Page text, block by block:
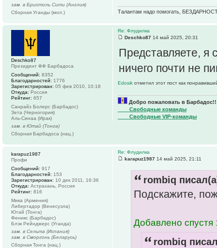
Талантам надо помогать,
зам. в Бристоль Сити (Англия)
Сборная Уганды (мол.)
Re: Флудилка
Deschko87 14 май 2025, 20:31
Представляете, я
ничего почти не
Edosik отметил этот пост как
Добро пожаловать в
____Свободные команды
____Свободные VIP-команды
Deschko87
Президент ФФ Барбадоса
Сообщений: 8352
Благодарностей: 1776
Зарегистрирован: 05 фев 2010, 10:18
Откуда: Россия
Рейтинг: 657
Санрайз Болерс (Барбадос)
Зета (Черногория)
Аль-Синаа (Ирак)
зам. в Ютай (Тонга)
Сборная Барбадоса (нац.)
Re: Флудилка
karapuz1987 14 май 2025, 21:11
rombiq
Подскажите,
Добавлено спустя
rombiq
karapuz1987
Профи
Сообщений: 917
Благодарностей: 153
Зарегистрирован: 10 дек 2011, 16:36
Откуда: Астрахань, Россия
Рейтинг: 816
Мика (Армения)
Либертадор (Венесуэла)
Ютай (Тонга)
Феникс (Барбадос)
Блэк Рейнджерс (Уганда)
зам. в Сельта (Испания)
зам. в Сморгонь (Беларусь)
Сборная Тонга (нац.)